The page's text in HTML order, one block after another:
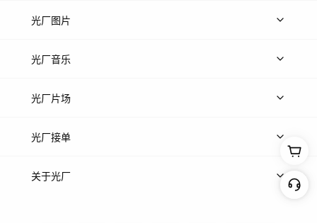
上传视频
光厂图片
上传图片
光厂音乐
热门音乐
光厂片场
上传案例
光厂接单
上架服务
关于光厂